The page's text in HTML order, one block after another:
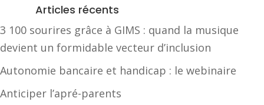
Articles récents
3 100 sourires grâce à GIMS : quand la musique
devient un formidable vecteur d’inclusion
Autonomie bancaire et handicap : le webinaire
Anticiper l’apré-parents